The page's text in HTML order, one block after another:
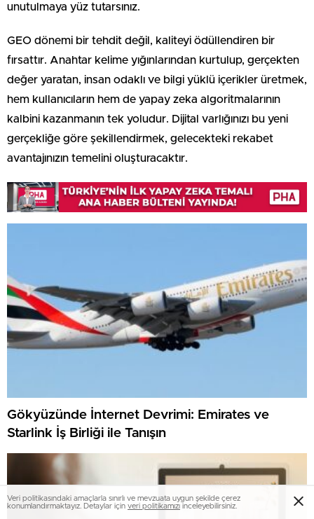
unutulmaya yüz tutarsınız.
GEO dönemi bir tehdit değil, kaliteyi ödüllendiren bir
fırsattır. Anahtar kelime yığınlarından kurtulup, gerçekten
değer yaratan, insan odaklı ve bilgi yüklü içerikler üretmek,
hem kullanıcıların hem de yapay zeka algoritmalarının
kalbini kazanmanın tek yoludur. Dijital varlığınızı bu yeni
gerçekliğe göre şekillendirmek, gelecekteki rekabet
avantajınızın temelini oluşturacaktır.
Gökyüzünde İnternet Devrimi: Emirates ve
Starlink İş Birliği ile Tanışın
Veri politikasındaki amaçlarla sınırlı ve mevzuata uygun şekilde çerez
konumlandırmaktayız. Detaylar için veri politikamızı inceleyebilirsiniz.